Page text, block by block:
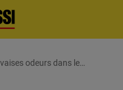
odeurs dans le